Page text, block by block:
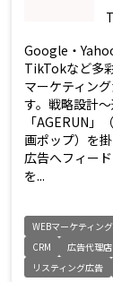
Google・
TikTokなど多
マーケティン
す。戦略設計
「AGERUN」
画ポップ）を
広告へフィー
を...
WEBマーケティング
CRM
広告代理店
リスティング広告